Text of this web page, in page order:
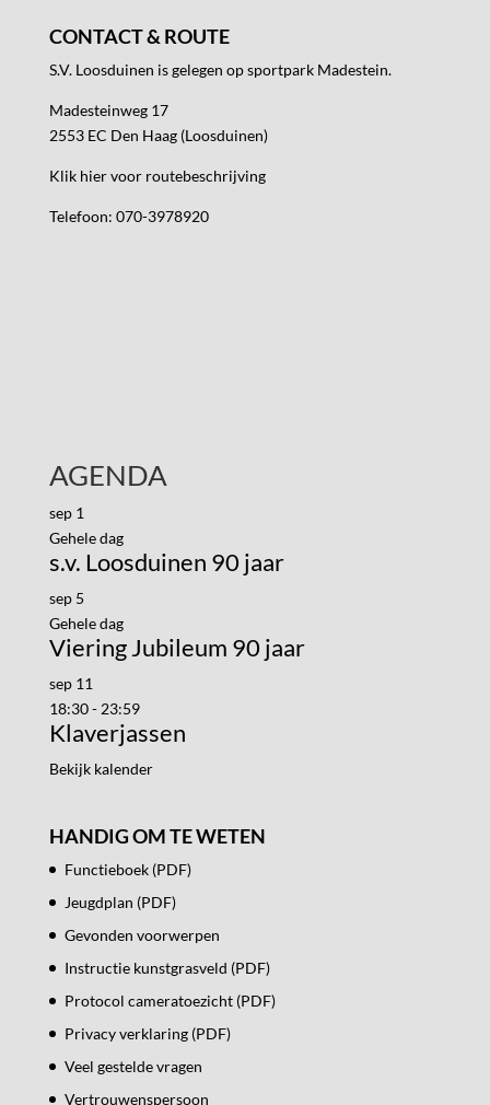
CONTACT & ROUTE
S.V. Loosduinen is gelegen op sportpark Madestein.
Madesteinweg 17
2553 EC Den Haag (Loosduinen)
Klik hier voor routebeschrijving
Telefoon: 070-3978920
AGENDA
sep 1
Gehele dag
s.v. Loosduinen 90 jaar
sep 5
Gehele dag
Viering Jubileum 90 jaar
sep 11
18:30- 23:59
Klaverjassen
Bekijk kalender
HANDIG OM TE WETEN
Functieboek (PDF)
Jeugdplan (PDF)
Gevonden voorwerpen
Instructie kunstgrasveld (PDF)
Protocol cameratoezicht (PDF)
Privacy verklaring (PDF)
Veel gestelde vragen
Vertrouwenspersoon